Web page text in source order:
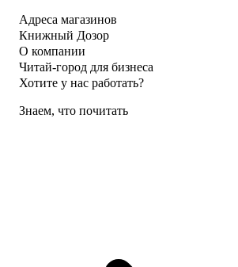
Адреса магазинов
Книжный Дозор
О компании
Читай-город для бизнеса
Хотите у нас работать?
Знаем, что почитать